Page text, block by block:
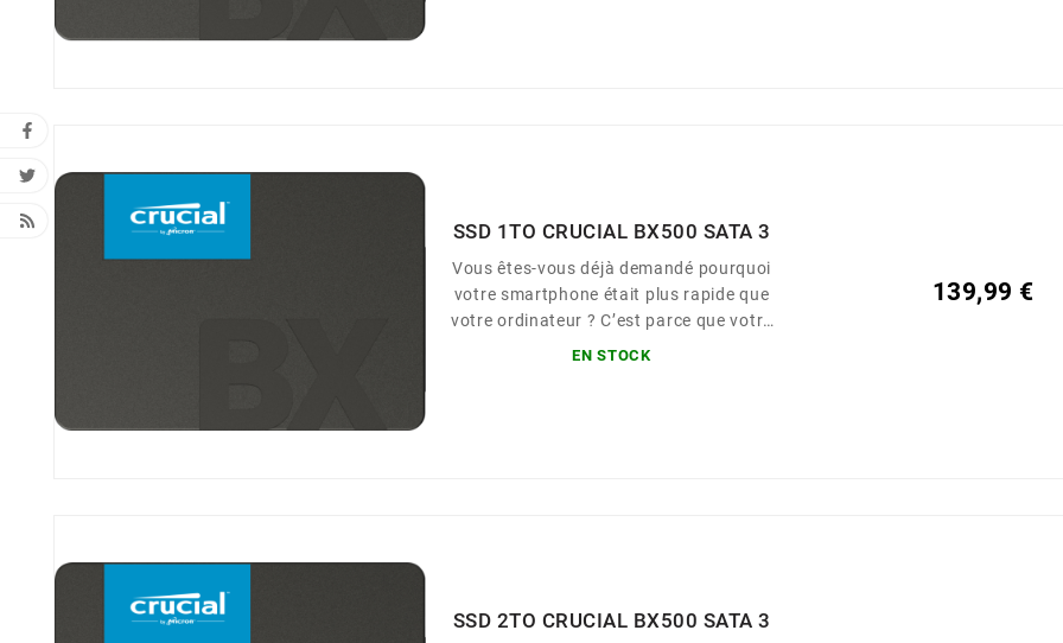
SSD 1TO CRUCIAL BX500 SATA 3
Vous êtes-vous déjà demandé pourquoi
votre smartphone était plus rapide que
votre ordinateur ? C’est parce que votre
téléphone fonctionne avec de la mémoire
EN STOCK
139,99 €
SSD 2TO CRUCIAL BX500 SATA 3